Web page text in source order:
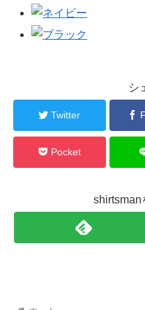
シ
Twitter
Pocket
shirtsman